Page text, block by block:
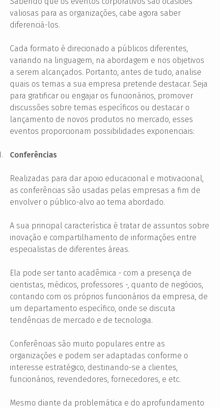
valiosas para as organizações, cabe agora saber
diferenciá-los.
Cada formato é direcionado a públicos diferentes,
variando na linguagem, na abordagem e nos objetivos
a serem alcançados. Portanto, antes de tudo, analise
quais os temas a sua empresa pretende destacar. Seja
para gratificar ou engajar os funcionários, promover
discussões sobre temas específicos ou destacar o
lançamento de novos produtos no mercado, esses
eventos proporcionam possibilidades exponenciais:
Conferências
Realizadas para dar apoio educacional e motivacional,
as conferências são usadas pelas empresas a fim de
envolver o público-alvo ao tema abordado.
A sua principal característica é tratar de assuntos sobre
inovação e compartilhamento de informações entre
especialistas de diferentes áreas.
Ela pode ser tanto acadêmica - com a presença de
cientistas, médicos, professores -, quanto de negócios,
contando com os próprios funcionários da empresa, de
um departamento específico, onde se discuta
tendências de mercado e de tecnologia.
Conferências são muito populares entre as
organizações e podem ser adaptadas conforme o
interesse estratégico, destinando-se a clientes,
funcionários, revendedores, fornecedores, e etc.
Mesmo diante da problemática e do aprofundamento